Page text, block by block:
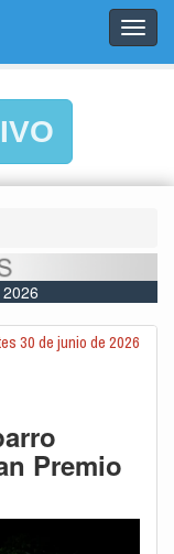
30 de junio de 2026
Premio